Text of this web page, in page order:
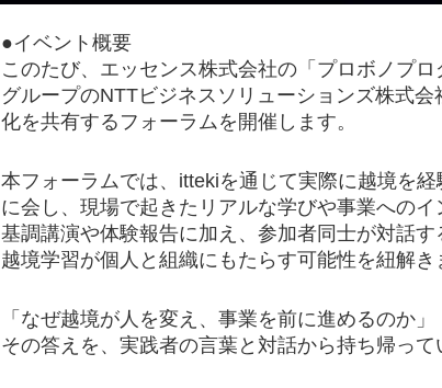
●イベント概要
このたび、エッセンス株式会社の「プロボノプ
グループのNTTビジネスソリューションズ株式
化を共有するフォーラムを開催します。
本フォーラムでは、ittekiを通じて実際に越境を
に会し、現場で起きたリアルな学びや事業へのイ
基調講演や体験報告に加え、参加者同士が対話す
越境学習が個人と組織にもたらす可能性を紐解き
「なぜ越境が人を変え、事業を前に進めるのか」
その答えを、実践者の言葉と対話から持ち帰って